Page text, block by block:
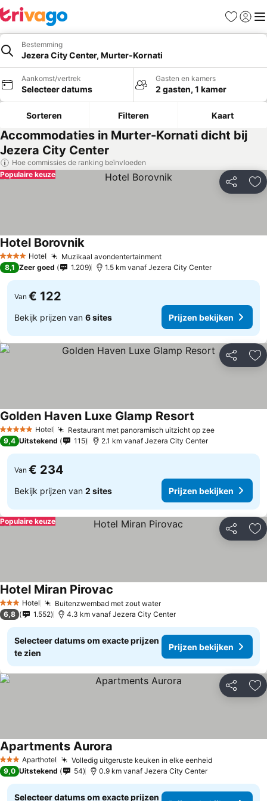
Favorieten
Bestemming
Jezera City Center, Murter-Kornati
Aankomst/vertrek
Selecteer datums
Gasten en kamers
2 gasten, 1 kamer
Sorteren Filteren Kaart
Accommodaties in Murter-Kornati dicht bij
Jezera City Center
Hoe commissies de ranking beïnvloeden
Delen
Populaire keuze
4 SterrenHotel Muzikaal avondentertainment
Hotel Borovnik
8,1 Zeer goed 1.209 1.5 km vanaf Jezera City Center
Van € 122
Bekijk prijzen van 6 sites Prijzen bekijken
Delen
5 Sterren Hotel Restaurant met panoramisch uitzicht op zee
Golden Haven Luxe Glamp Resort
9,4 Uitstekend 115 2.1 km vanaf Jezera City Center
Van € 234
Bekijk prijzen van 2 sites Prijzen bekijken
Delen
Populaire keuze
3 SterrenHotel Buitenzwembad met zout water
Hotel Miran Pirovac
6,8 1.552 4.3 km vanaf Jezera City Center
Selecteer datums om exacte prijzen
te zien
Prijzen bekijken
Delen
3 SterrenAparthotel Volledig uitgeruste keuken in elke eenheid
Apartments Aurora
9,0 Uitstekend 54 0.9 km vanaf Jezera City Center
Selecteer datums om exacte prijzen